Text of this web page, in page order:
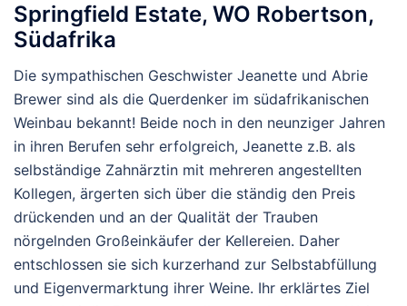
Springfield Estate, WO Robertson,
Südafrika
Die sympathischen Geschwister Jeanette und Abrie
Brewer sind als die Querdenker im südafrikanischen
Weinbau bekannt! Beide noch in den neunziger Jahren
in ihren Berufen sehr erfolgreich, Jeanette z.B. als
selbständige Zahnärztin mit mehreren angestellten
Kollegen, ärgerten sich über die ständig den Preis
drückenden und an der Qualität der Trauben
nörgelnden Großeinkäufer der Kellereien. Daher
entschlossen sie sich kurzerhand zur Selbstabfüllung
und Eigenvermarktung ihrer Weine. Ihr erklärtes Ziel